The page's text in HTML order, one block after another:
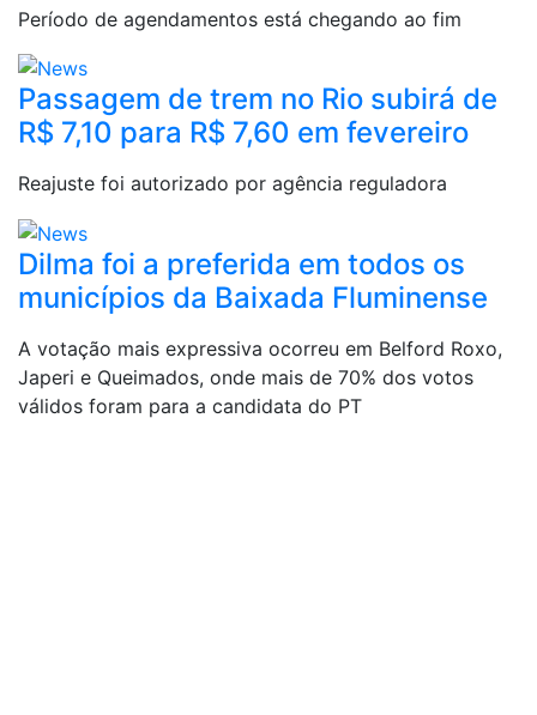
Período de agendamentos está chegando ao fim
Passagem de trem no Rio subirá de
R$ 7,10 para R$ 7,60 em fevereiro
Reajuste foi autorizado por agência reguladora
Dilma foi a preferida em todos os
municípios da Baixada Fluminense
A votação mais expressiva ocorreu em Belford Roxo,
Japeri e Queimados, onde mais de 70% dos votos
válidos foram para a candidata do PT